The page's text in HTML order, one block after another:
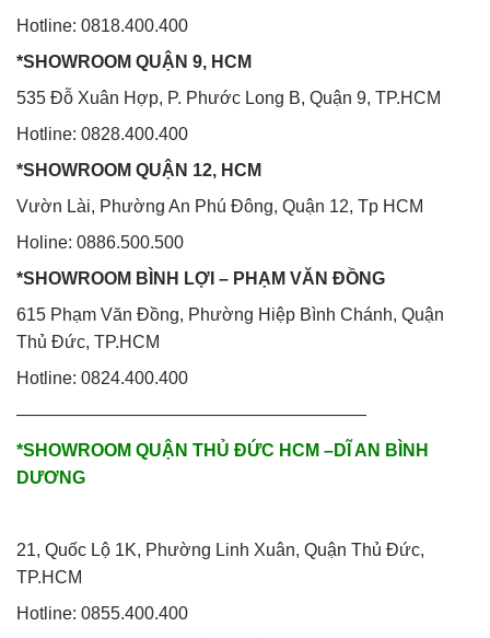
Hotline: 0818.400.400
*SHOWROOM QUẬN 9, HCM
535 Đỗ Xuân Hợp, P. Phước Long B, Quận 9, TP.HCM
Hotline: 0828.400.400
*SHOWROOM QUẬN 12, HCM
Vườn Lài, Phường An Phú Đông, Quận 12, Tp HCM
Holine: 0886.500.500
*SHOWROOM BÌNH LỢI – PHẠM VĂN ĐỒNG
615 Phạm Văn Đồng, Phường Hiệp Bình Chánh, Quận
Thủ Đức, TP.HCM
Hotline: 0824.400.400
————————————————————
*SHOWROOM QUẬN THỦ ĐỨC HCM –DĨ AN BÌNH
DƯƠNG
21, Quốc Lộ 1K, Phường Linh Xuân, Quận Thủ Đức,
TP.HCM
Hotline: 0855.400.400